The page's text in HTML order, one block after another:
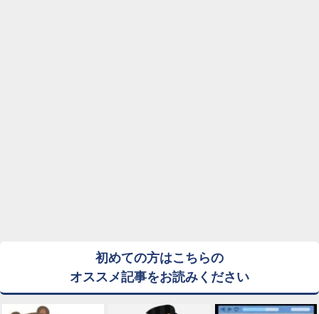
初めての方はこちらの
オススメ記事をお読みください